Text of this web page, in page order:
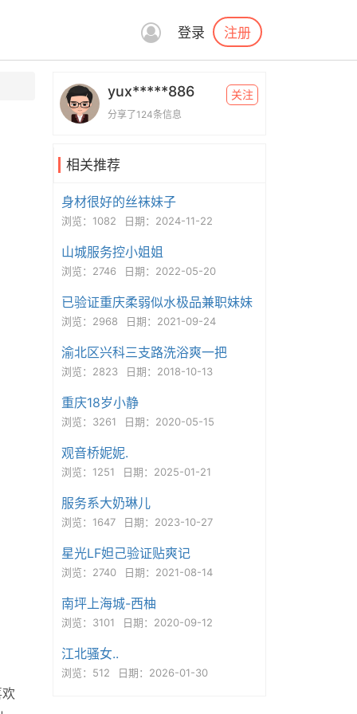
登录 注册
yux*****886
分享了124条信息
关注
相关推荐
身材很好的丝袜妹子
浏览：1082 日期：2024-11-22
山城服务控小姐姐
浏览：2746 日期：2022-05-20
已验证重庆柔弱似水极品兼职妹妹
浏览：2968 日期：2021-09-24
渝北区兴科三支路洗浴爽一把
浏览：2823 日期：2018-10-13
重庆18岁小静
浏览：3261 日期：2020-05-15
观音桥妮妮.
浏览：1251 日期：2025-01-21
服务系大奶琳儿
浏览：1647 日期：2023-10-27
星光LF妲己验证贴爽记
浏览：2740 日期：2021-08-14
南坪上海城-西柚
浏览：3101 日期：2020-09-12
江北骚女..
浏览：512 日期：2026-01-30